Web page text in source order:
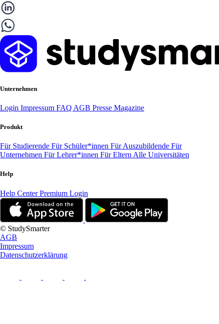
Unternehmen
Login Impressum FAQ AGB Presse Magazine
Produkt
Für Studierende Für Schüler*innen Für Auszubildende Für
Unternehmen Für Lehrer*innen Für Eltern Alle Universitäten
Help
Help CenterPremium Login
© StudySmarter
AGB
Impressum
Datenschutzerklärung